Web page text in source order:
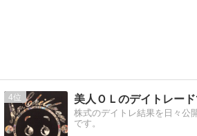
4 美人ＯＬのデイトレー
株式のデイトレ結果を日々公
です。